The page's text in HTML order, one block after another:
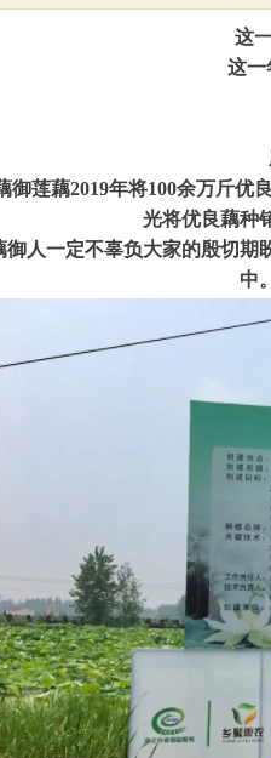
这
这一
御莲藕2019年将100余万斤优
光将优良藕种
御人一定不辜负大家的殷切期
中